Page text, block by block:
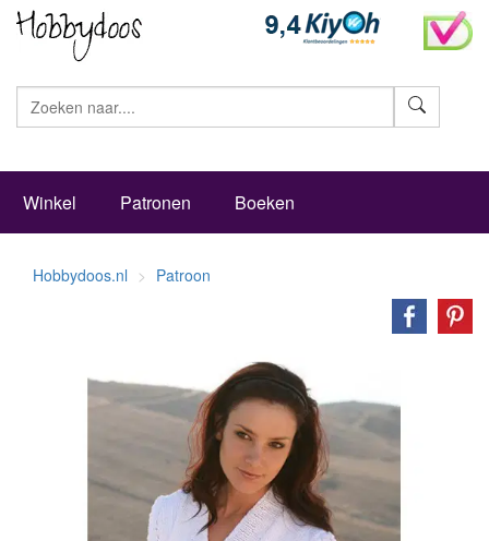
Winkel Patronen Boeken
Hobbydoos.nl Patroon